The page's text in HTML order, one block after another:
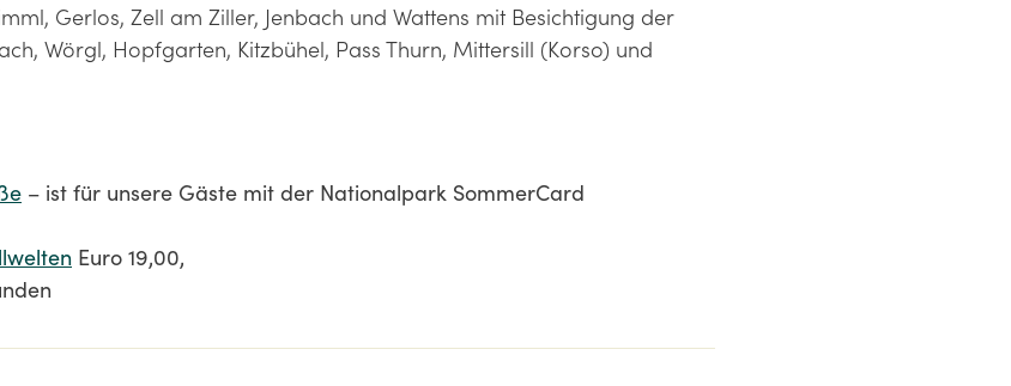
Gerlos, Zell am Ziller, Jenbach und Wattens mit Besichtigung der
Wörgl, Hopfgarten, Kitzbühel, Pass Thurn, Mittersill (Korso) und
– ist für unsere Gäste mit der Nationalpark SommerCard
Euro 19,00,